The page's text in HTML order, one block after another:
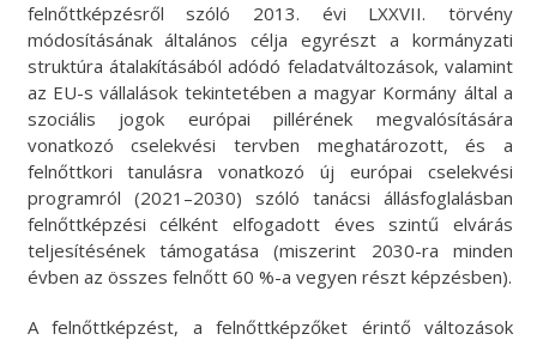
felnőttképzésről szóló 2013. évi LXXVII. törvény
módosításának általános célja egyrészt a kormányzati
struktúra átalakításából adódó feladatváltozások, valamint
az EU-s vállalások tekintetében a magyar Kormány által a
szociális jogok európai pillérének megvalósítására
vonatkozó cselekvési tervben meghatározott, és a
felnőttkori tanulásra vonatkozó új európai cselekvési
programról (2021–2030) szóló tanácsi állásfoglalásban
felnőttképzési célként elfogadott éves szintű elvárás
teljesítésének támogatása (miszerint 2030-ra minden
évben az összes felnőtt 60 %-a vegyen részt képzésben).
A felnőttképzést, a felnőttképzőket érintő változások